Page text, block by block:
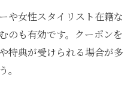
や女性スタイリスト在籍な
のも有効です。クーポンを
特典が受けられる場合が多